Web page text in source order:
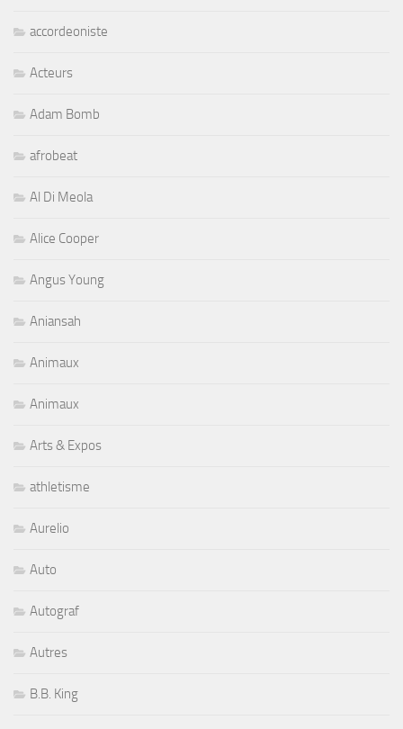
accordeoniste
Acteurs
Adam Bomb
afrobeat
Al Di Meola
Alice Cooper
Angus Young
Aniansah
Animaux
Animaux
Arts & Expos
athletisme
Aurelio
Auto
Autograf
Autres
B.B. King